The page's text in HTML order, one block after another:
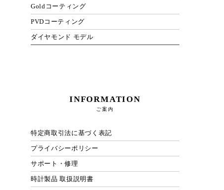
Goldコーティング
PVDコーティング
ダイヤモンド モデル
INFORMATION
ご案内
特定商取引法に基づく表記
プライバシーポリシー
サポート・修理
時計製品 取扱説明書